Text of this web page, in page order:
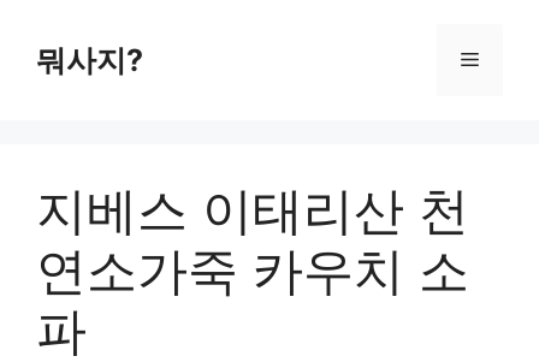
뭐사지? 메
지베스 이태리산 천
연소가죽 카우치 소
파